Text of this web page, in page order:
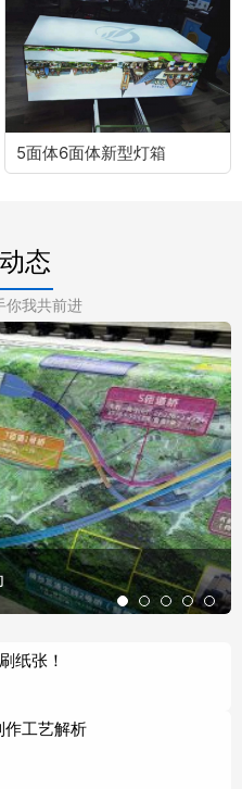
5面体6面体新型灯箱
态
你我共前进
纸张！
作工艺解析